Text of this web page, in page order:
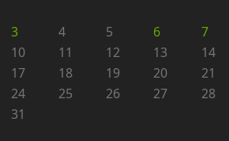
3
4 5 6 7
10
11 12 13 14
17
18 19 20 21
24
25 26 27 28
31